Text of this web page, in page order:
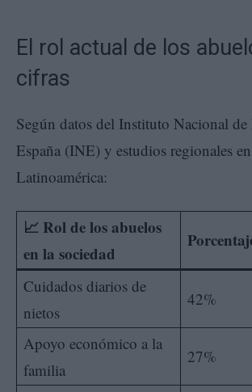
El rol actual de los
cifras
Según datos del Instituto Nacional de
España (INE) y estudios regionales en
Latinoamérica:
📈 Rol de los abuelos
en la sociedad
Cuidados diarios de
nietos
42%
Apoyo económico a la
familia
27%